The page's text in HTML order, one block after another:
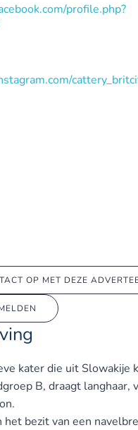
profile.php?
OP MET DEZE
kater die uit Slowakije
B, draagt langhaar,
het bezit van een